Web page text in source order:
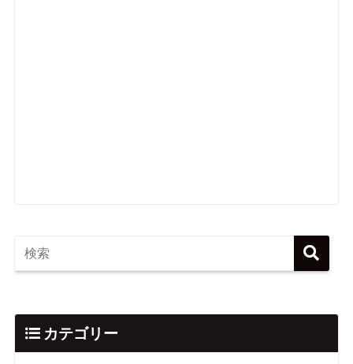
カテゴリー